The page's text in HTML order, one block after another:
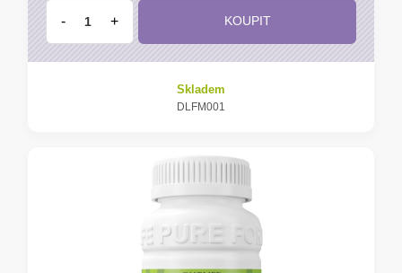
- + KOUPIT
Skladem
DLFM001